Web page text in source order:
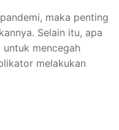
maka penting
Selain itu, apa
mencegah
melakukan